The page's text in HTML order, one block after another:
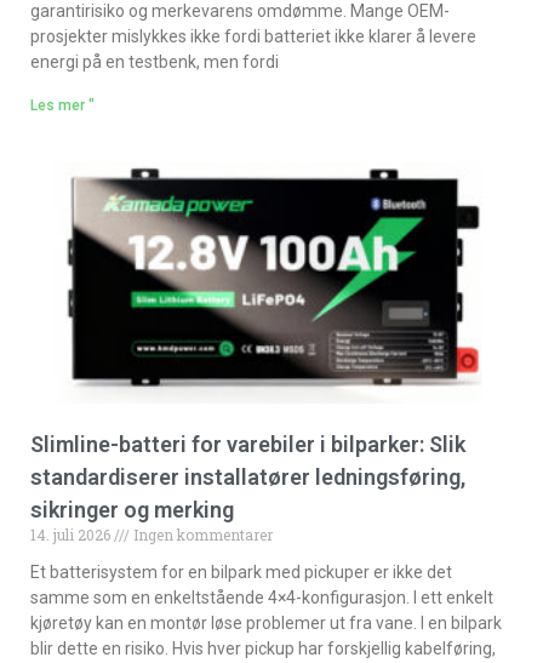
garantirisiko og merkevarens omdømme. Mange OEM-
prosjekter mislykkes ikke fordi batteriet ikke klarer å levere
energi på en testbenk, men fordi
Les mer "
Slimline-batteri for varebiler i bilparker: Slik
standardiserer installatører ledningsføring,
sikringer og merking
14. juli 2026
Ingen kommentarer
Et batterisystem for en bilpark med pickuper er ikke det
samme som en enkeltstående 4×4-konfigurasjon. I ett enkelt
kjøretøy kan en montør løse problemer ut fra vane. I en bilpark
blir dette en risiko. Hvis hver pickup har forskjellig kabelføring,